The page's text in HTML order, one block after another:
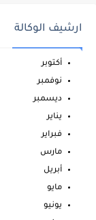
ارشيف الوكالة
أكتوبر
نوفمبر
ديسمبر
يناير
فبراير
مارس
أبريل
مايو
يونيو